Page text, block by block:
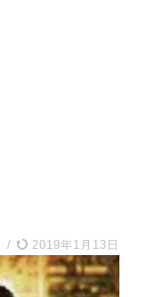
/ 2019年1月13日